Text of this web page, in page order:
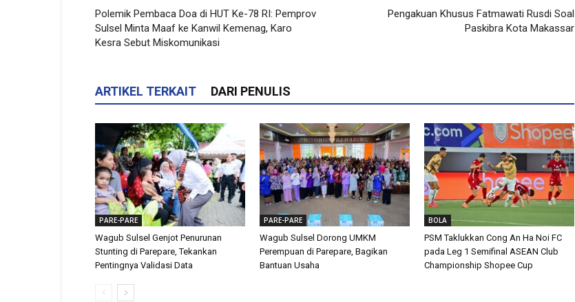
Polemik Pembaca Doa di HUT Ke-78 RI: Pemprov
Sulsel Minta Maaf ke Kanwil Kemenag, Karo
Kesra Sebut Miskomunikasi
Pengakuan Khusus Fatmawati Rusdi Soal
Paskibra Kota Makassar
ARTIKEL TERKAIT DARI PENULIS
PARE-PARE
Wagub Sulsel Genjot Penurunan
Stunting di Parepare, Tekankan
Pentingnya Validasi Data
PARE-PARE
Wagub Sulsel Dorong UMKM
Perempuan di Parepare, Bagikan
Bantuan Usaha
BOLA
PSM Taklukkan Cong An Ha Noi FC
pada Leg 1 Semifinal ASEAN Club
Championship Shopee Cup